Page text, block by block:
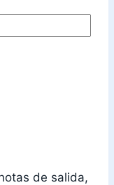
de salida,